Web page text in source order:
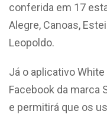
conferida em 17
Alegre, Canoas,
Leopoldo.
Já o aplicativo
Facebook da marca
e permitirá que os